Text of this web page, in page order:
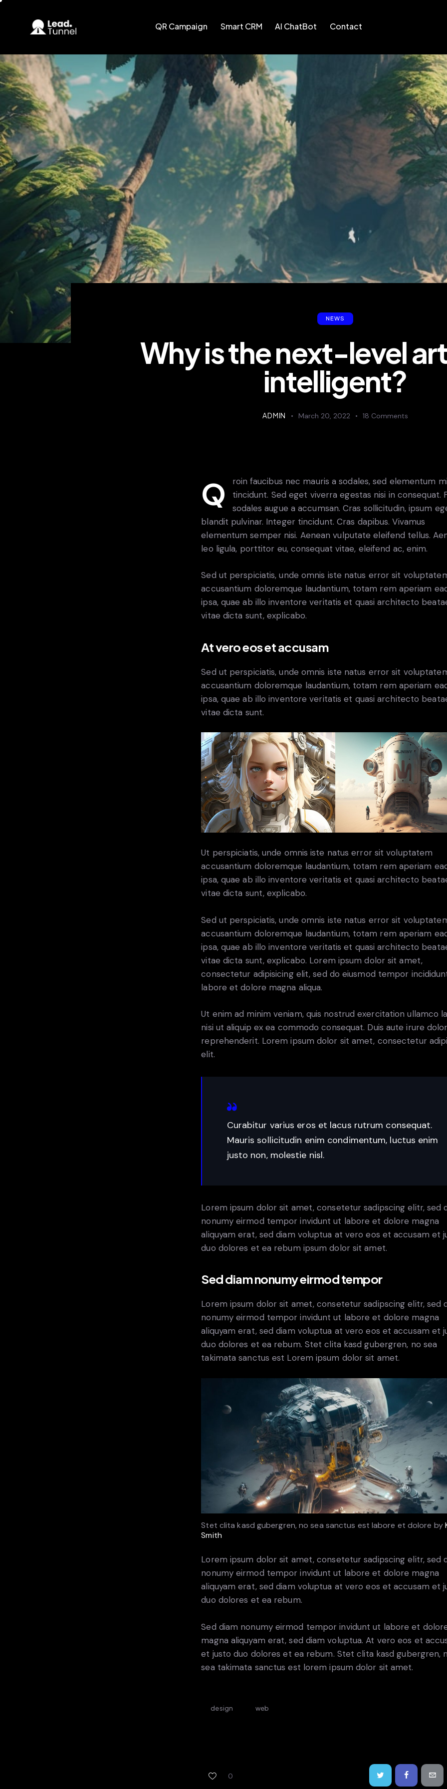
QR Campaign Smart CRM AI ChatBot Contact
QR Campaign Smart CRM AI ChatBot
NEWS
Why is the next-level
intelligent?
ADMIN March 20, 2022 18 Comments
Qroin faucibus nec mauris a sodales, sed elementum mi
tincidunt. Sed eget viverra egestas nisi in consequat.
sodales augue a accumsan. Cras sollicitudin, ipsum
blandit pulvinar. Integer tincidunt. Cras dapibus. Vivamus
elementum semper nisi. Aenean vulputate eleifend tellus.
leo ligula, porttitor eu, consequat vitae, eleifend ac, enim.
Sed ut perspiciatis, unde omnis iste natus error sit
accusantium doloremque laudantium, totam rem aperiam
ipsa, quae ab illo inventore veritatis et quasi architecto
vitae dicta sunt, explicabo.
At vero eos et accusam
Sed ut perspiciatis, unde omnis iste natus error sit
accusantium doloremque laudantium, totam rem aperiam
ipsa, quae ab illo inventore veritatis et quasi architecto
vitae dicta sunt.
Ut perspiciatis, unde omnis iste natus error sit voluptatem
accusantium doloremque laudantium, totam rem aperiam
ipsa, quae ab illo inventore veritatis et quasi architecto
vitae dicta sunt, explicabo.
Sed ut perspiciatis, unde omnis iste natus error sit
accusantium doloremque laudantium, totam rem aperiam
ipsa, quae ab illo inventore veritatis et quasi architecto
vitae dicta sunt, explicabo. Lorem ipsum dolor sit amet,
consectetur adipisicing elit, sed do eiusmod tempor
labore et dolore magna aliqua.
Ut enim ad minim veniam, quis nostrud exercitation ullamco
nisi ut aliquip ex ea commodo consequat. Duis aute irure
reprehenderit. Lorem ipsum dolor sit amet, consectetur
elit.
Curabitur varius eros et lacus rutrum consequat.
Mauris sollicitudin enim condimentum, luctus enim
justo non, molestie nisl.
Lorem ipsum dolor sit amet, consetetur sadipscing elitr, sed
nonumy eirmod tempor invidunt ut labore et dolore magna
aliquyam erat, sed diam voluptua at vero eos et accusam et
duo dolores et ea rebum ipsum dolor sit amet.
Sed diam nonumy eirmod tempor
Lorem ipsum dolor sit amet, consetetur sadipscing elitr, sed
nonumy eirmod tempor invidunt ut labore et dolore magna
aliquyam erat, sed diam voluptua at vero eos et accusam et
duo dolores et ea rebum. Stet clita kasd gubergren, no sea
takimata sanctus est Lorem ipsum dolor sit amet.
Stet clita kasd gubergren, no sea sanctus est labore et dolore by
Smith
Lorem ipsum dolor sit amet, consetetur sadipscing elitr, sed
nonumy eirmod tempor invidunt ut labore et dolore magna
aliquyam erat, sed diam voluptua at vero eos et accusam et
duo dolores et ea rebum.
Sed diam nonumy eirmod tempor invidunt ut labore et
magna aliquyam erat, sed diam voluptua. At vero eos et
et justo duo dolores et ea rebum. Stet clita kasd gubergren,
sea takimata sanctus est lorem ipsum dolor sit amet.
design web
0